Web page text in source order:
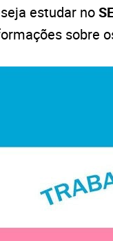
estudar no
sobre